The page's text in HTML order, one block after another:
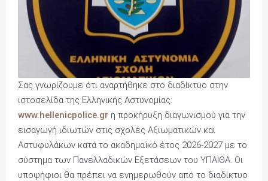
Σας γνωρίζουμε ότι αναρτήθηκε στο διαδίκτυο στην
ιστοσελίδα της Ελληνικής Αστυνομίας:
www.hellenicpolice.gr η προκήρυξη διαγωνισμού για την
εισαγωγή ιδιωτών στις σχολές Αξιωματικών και
Αστυφυλάκων κατά το ακαδημαϊκό έτος 2026-2027 με το
σύστημα των Πανελλαδικών Εξετάσεων του ΥΠΑΙΘΑ. Οι
υποψήφιοι θα πρέπει να ενημερωθούν από το διαδίκτυο